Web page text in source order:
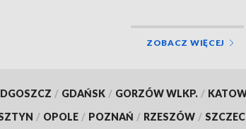
ZOBACZ WIĘCEJ
/ GDAŃSK / GORZÓW WLKP. /
/ OPOLE / POZNAŃ / RZESZÓW /